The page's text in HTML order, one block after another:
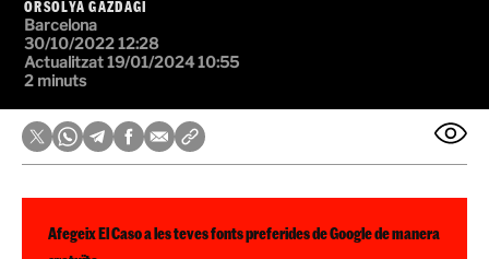
ORSOLYA GAZDAGI
Barcelona
30/10/2022 12:28
Actualitzat 19/01/2024 10:55
2 minuts
Afegeix El Caso a les teves fonts preferides de Google de manera